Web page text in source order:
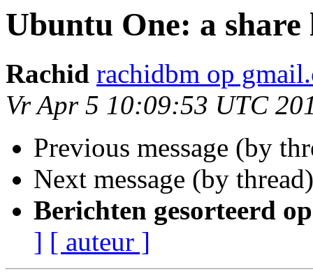
Ubuntu One: a
Rachid rachidbm op
Vr Apr 5 10:09:53 UTC
Previous message (by
Next message (by
Berichten gesorteerd
] [ auteur ]